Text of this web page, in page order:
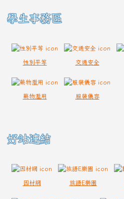
學生事務區
性別平等 交通安全
藥物濫用 服裝儀容
好站連結
因材網 族語E樂園